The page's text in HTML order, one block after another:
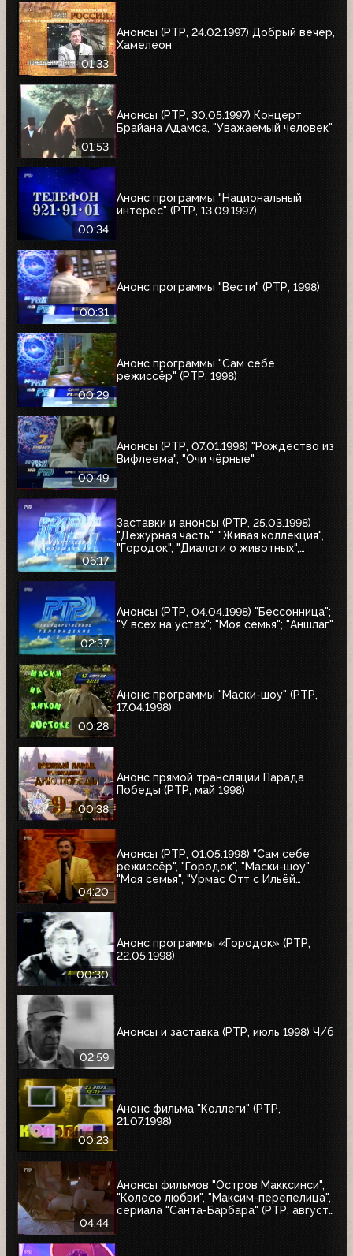
01:33
Анонсы (РТР, 24.02.1997) Добрый вечер,
Хамелеон
01:53
Анонсы (РТР, 30.05.1997) Концерт
Брайана Адамса, "Уважаемый человек"
00:34
Анонс программы "Национальный
интерес" (РТР, 13.09.1997)
00:31
Анонс программы "Вести" (РТР, 1998)
00:29
Анонс программы "Сам себе
режиссёр" (РТР, 1998)
00:49
Анонсы (РТР, 07.01.1998) "Рождество из
Вифлеема", "Очи чёрные"
06:17
Заставки и анонсы (РТР, 25.03.1998)
"Дежурная часть", "Живая коллекция",
"Городок", "Диалоги о животных",
02:37
Анонсы (РТР, 04.04.1998) "Бессонница";
"У всех на устах"; "Моя семья"; "Аншлаг"
00:28
Анонс программы "Маски-шоу" (РТР,
17.04.1998)
00:38
Анонс прямой трансляции Парада
Победы (РТР, май 1998)
04:20
Анонсы (РТР, 01.05.1998) "Сам себе
режиссёр", "Городок", "Маски-шоу",
"Моя семья", "Урмас Отт с Ильёй
00:30
Анонс программы «Городок» (РТР,
22.05.1998)
02:59
Анонсы и заставка (РТР, июль 1998) Ч/б
00:23
Анонс фильма "Коллеги" (РТР,
21.07.1998)
04:44
Анонсы фильмов "Остров Макксинси",
"Колесо любви", "Максим-перепелица",
сериала "Санта-Барбара" (РТР, август